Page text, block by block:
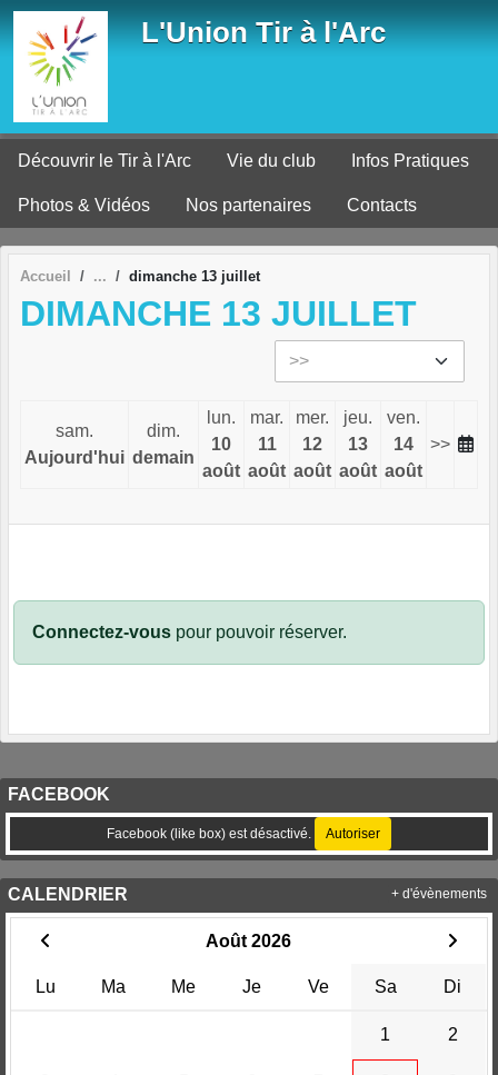
L'Union Tir à l'Arc
Découvrir le Tir à l'Arc Vie du club Infos Pratiques
Photos & Vidéos Nos partenaires Contacts
Accueil dimanche 13 juillet
DIMANCHE 13 JUILLET
sam.
Aujourd'hui
dim.
demain
lun.
10
août
mar.
11
août
mer.
12
août
jeu.
13
août
ven.
14
août
>>
Connectez-vous pour pouvoir réserver.
FACEBOOK
Facebook (like box) est désactivé. Autoriser
CALENDRIER
Août 2026
Lu Ma Me Je Ve Sa Di
1 2
+ d'évènements
Panneau de gestion des cookies